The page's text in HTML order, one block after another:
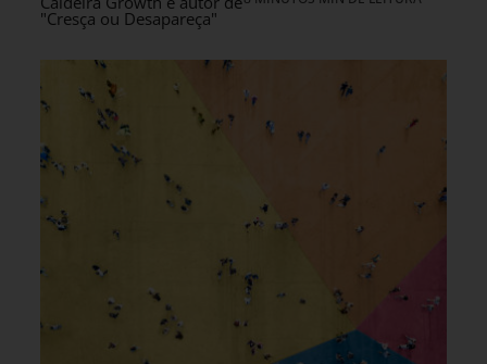
"Cresça ou Desapareça"